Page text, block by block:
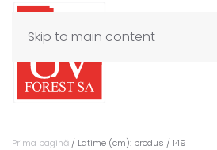
Skip to main content
Prima pagină / Latime (cm): produs / 149